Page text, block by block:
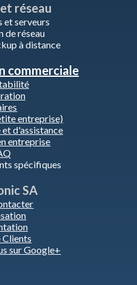
réseau
et serveurs
de réseau
à distance
commerciale
entreprise)
et d'assistance
entreprise
spécifiques
SA
Clients
sur Google+